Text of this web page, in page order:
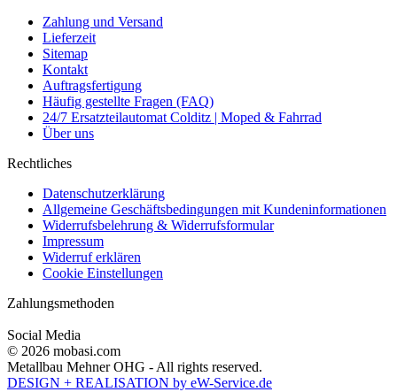
Zahlung und Versand
Lieferzeit
Sitemap
Kontakt
Auftragsfertigung
Häufig gestellte Fragen (FAQ)
24/7 Ersatzteilautomat Colditz | Moped & Fahrrad
Über uns
Rechtliches
Datenschutzerklärung
Allgemeine Geschäftsbedingungen mit Kundeninformationen
Widerrufsbelehrung & Widerrufsformular
Impressum
Widerruf erklären
Cookie Einstellungen
Zahlungsmethoden
Social Media
© 2026 mobasi.com
Metallbau Mehner OHG - All rights reserved.
DESIGN + REALISATION by eW-Service.de